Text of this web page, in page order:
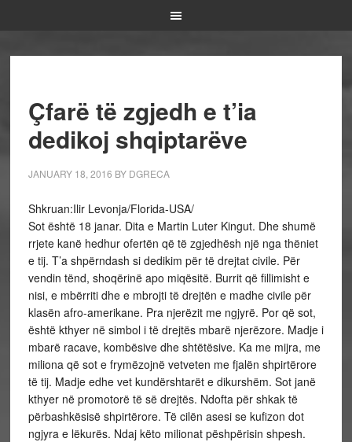
Çfarë të zgjedh e t’ia
dedikoj shqiptarëve
JANUARY 18, 2016 BY DGRECA
Shkruan:Ilir Levonja/Florida-USA/
Sot është 18 janar. Dita e Martin Luter Kingut. Dhe shumë
rrjete kanë hedhur ofertën që të zgjedhësh një nga thëniet
e tij. T’a shpërndash si dedikim për të drejtat civile. Për
vendin tënd, shoqërinë apo miqësitë. Burrit që fillimisht e
nisi, e mbërriti dhe e mbrojti të drejtën e madhe civile për
klasën afro-amerikane. Pra njerëzit me ngjyrë. Por që sot,
është kthyer në simbol i të drejtës mbarë njerëzore. Madje i
mbarë racave, kombësive dhe shtëtësive. Ka me mijra, me
miliona që sot e frymëzojnë vetveten me fjalën shpirtërore
të tij. Madje edhe vet kundërshtarët e dikurshëm. Sot janë
kthyer në promotorë të së drejtës. Ndofta për shkak të
përbashkësisë shpirtërore. Të cilën asesi se kufizon dot
ngjyra e lëkurës. Ndaj këto milionat pëshpërisin shpesh.